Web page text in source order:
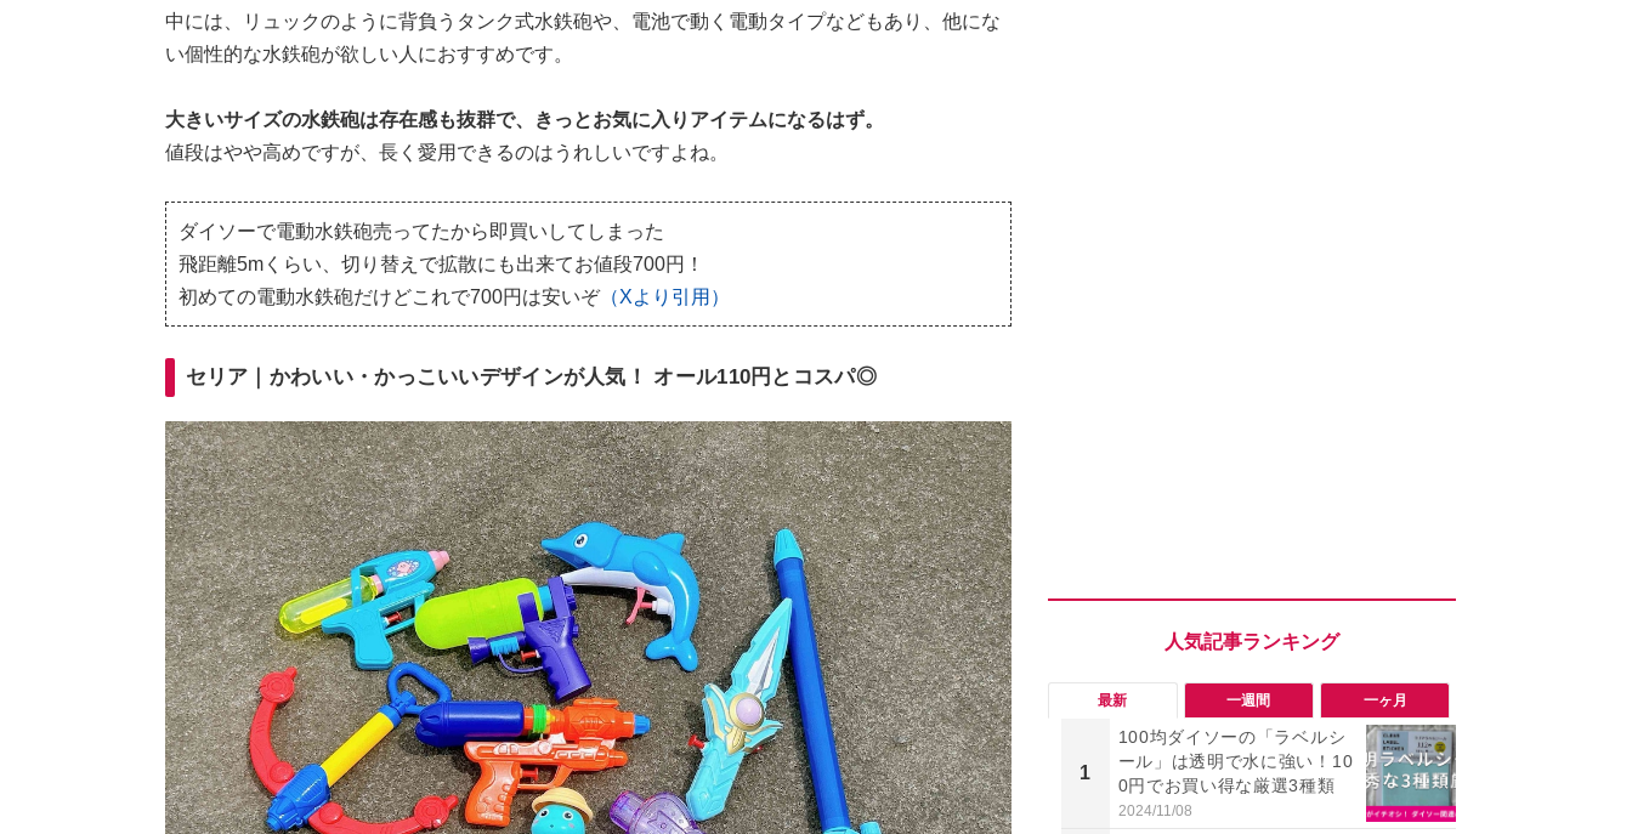
中には、リュックのように背負うタンク式水鉄砲や、電池で動く電動タイプなどもあり、他にな
い個性的な水鉄砲が欲しい人におすすめです。
大きいサイズの水鉄砲は存在感も抜群で、きっとお気に入りアイテムになるはず。
値段はやや高めですが、長く愛用できるのはうれしいですよね。
ダイソーで電動水鉄砲売ってたから即買いしてしまった
飛距離5mくらい、切り替えで拡散にも出来てお値段700円！
初めての電動水鉄砲だけどこれで700円は安いぞ（Xより引用）
セリア｜かわいい・かっこいいデザインが人気！ オール110円とコスパ◎
最新 一週間 一ヶ月
1
100均ダイソーの「ラベルシ
ール」は透明で水に強い！10
0円でお買い得な厳選3種類
2024/11/08